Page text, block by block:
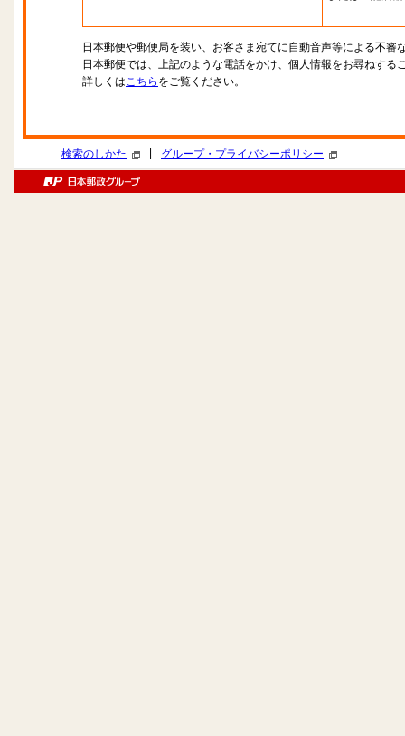
日本郵便や郵便局を装い、お客さま宛てに自動音声等による不審
日本郵便では、上記のような電話をかけ、個人情報をお尋ねする
詳しくはこちら をご覧ください。
検索のしかた グループ・プライバシーポリシー